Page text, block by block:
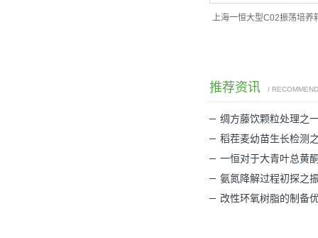
上海一恒大型C02振荡培
推荐资讯 /
绸方藤饮颗粒处理之
稻茬麦幼苗生长检测
一恒对于大青叶总黄
氨氮降解过程初探之
改性环氧树脂的制备